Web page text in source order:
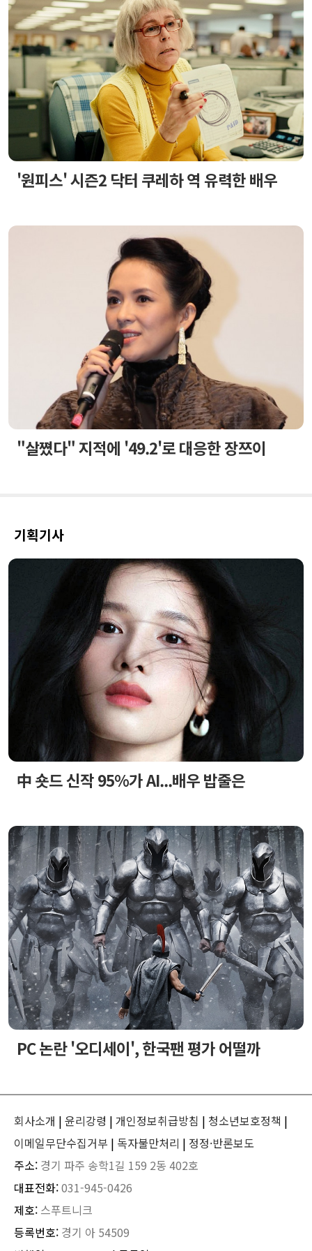
'원피스' 시즌2 닥터 쿠레하 역 유력한 배우
"살쪘다" 지적에 '49.2'로 대응한 장쯔이
기획기사
中 숏드 신작 95%가 AI...배우 밥줄은
PC 논란 '오디세이', 한국팬 평가 어떨까
회사소개 | 윤리강령 | 개인정보취급방침 | 청소년보호정책 |
이메일무단수집거부 | 독자불만처리 | 정정·반론보도
주소: 경기 파주 송학1길 159 2동 402호
대표전화:031-945-0426
제호: 스푸트니크
등록번호: 경기 아 54509